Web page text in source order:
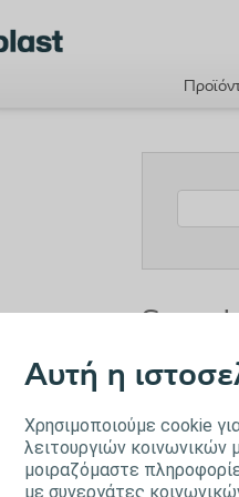
Αυτή η
Χρησιμοποιούμε cookie
λειτουργιών κοινωνικών
μοιραζόμαστε
με συνεργάτες
Φροντίδα κύστης &
εντέρου